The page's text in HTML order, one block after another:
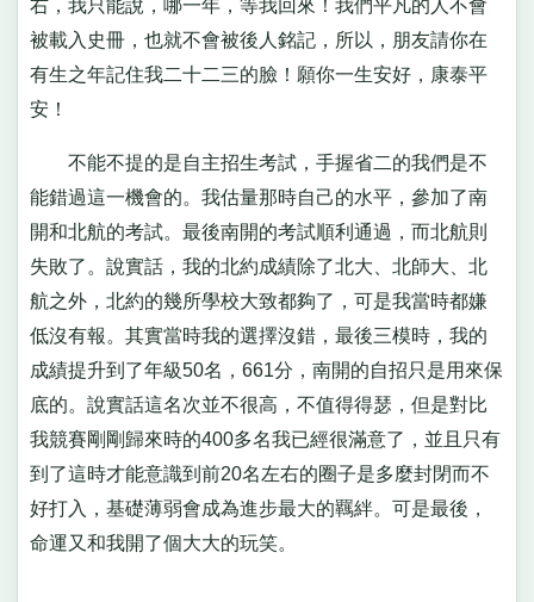
右，我只能說，哪一年，等我回來！我們平凡的人不會
被載入史冊，也就不會被後人銘記，所以，朋友請你在
有生之年記住我二十二三的臉！願你一生安好，康泰平
安！
不能不提的是自主招生考試，手握省二的我們是不
能錯過這一機會的。我估量那時自己的水平，參加了南
開和北航的考試。最後南開的考試順利通過，而北航則
失敗了。說實話，我的北約成績除了北大、北師大、北
航之外，北約的幾所學校大致都夠了，可是我當時都嫌
低沒有報。其實當時我的選擇沒錯，最後三模時，我的
成績提升到了年級50名，661分，南開的自招只是用來保
底的。說實話這名次並不很高，不值得得瑟，但是對比
我競賽剛剛歸來時的400多名我已經很滿意了，並且只有
到了這時才能意識到前20名左右的圈子是多麼封閉而不
好打入，基礎薄弱會成為進步最大的羈絆。可是最後，
命運又和我開了個大大的玩笑。